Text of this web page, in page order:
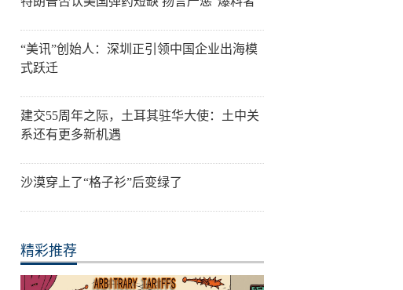
“美讯”创始人：深圳正引领中国企业出海模
式跃迁
建交55周年之际，土耳其驻华大使：土中关
系还有更多新机遇
沙漠穿上了“格子衫”后变绿了
精彩推荐